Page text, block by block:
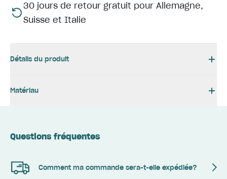
30 jours de retour gratuit pour Allemagne,
Suisse et Italie
Détails du produit
Matériau
Questions fréquentes
Comment ma commande sera-t-elle expédiée?